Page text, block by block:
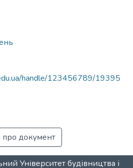
handle/123456789/19395
про документ
Університет будівництва і